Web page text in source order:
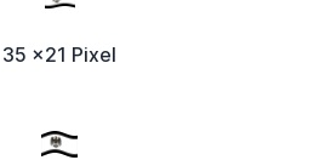
35 x21 Pixel